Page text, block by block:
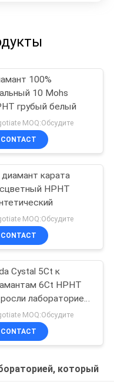
100%
10 Mohs
грубый белый
MOQ:Обсудите
CONTACT
карата
HPHT
MOQ:Обсудите
CONTACT
Cystal 5Ct к
6Ct HPHT
лабораторией,
MOQ:Обсудите
CONTACT
который